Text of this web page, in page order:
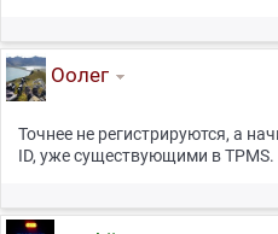
Оолег
Точнее не регистрируются, а
ID, уже существующими в TPMS.